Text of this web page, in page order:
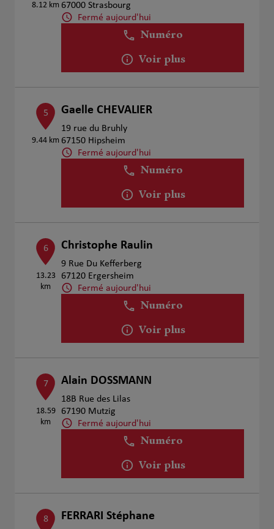
8.12 km 67000 Strasbourg
Fermé aujourd'hui
Numéro
Voir plus
5
9.44 km
Gaelle CHEVALIER
19 rue du Bruhly
67150 Hipsheim
Fermé aujourd'hui
Numéro
Voir plus
6
13.23
km
Christophe Raulin
9 Rue Du Kefferberg
67120 Ergersheim
Fermé aujourd'hui
Numéro
Voir plus
7
18.59
km
Alain DOSSMANN
18B Rue des Lilas
67190 Mutzig
Fermé aujourd'hui
Numéro
Voir plus
8 FERRARI Stéphane